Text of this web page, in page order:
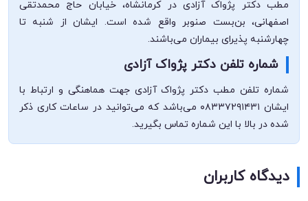
مطب دکتر پژواک آزادی در کرمانشاه، خیابان حاج محمدتقی
اصفهانی، بن‌بست صنوبر واقع شده است. ایشان از شنبه تا
چهارشنبه پذیرای بیماران می‌باشند.
شماره تلفن دکتر پژواک آزادی
شماره تلفن مطب دکتر پژواک آزادی جهت هماهنگی و ارتباط با
ایشان ۰۸۳۳۷۲۹۱۴۳۱ می‌باشد که می‌توانید در ساعات کاری ذکر
شده در بالا با این شماره تماس بگیرید.
دیدگاه کاربران